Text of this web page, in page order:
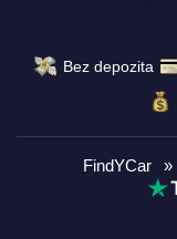
Bez depozita
FindYCar »